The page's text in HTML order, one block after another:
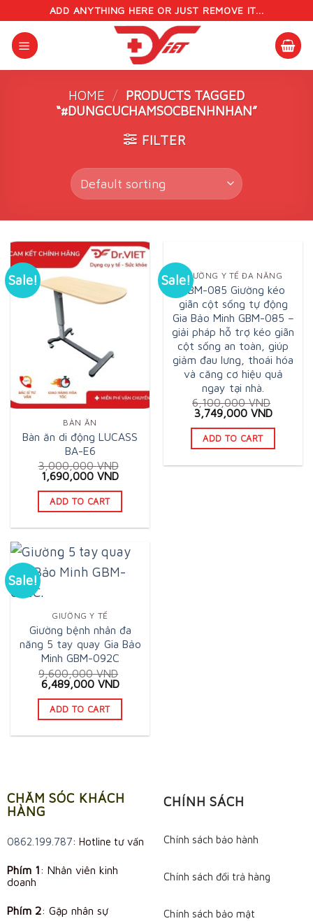
content
ADD ANYTHING HERE OR JUST REMOVE IT...
HOME / PRODUCTS TAGGED
“#DUNGCUCHAMSOCBENHNHAN”
FILTER
Sale!
BÀN ĂN
Bàn ăn di động LUCASS
BA-E6
3,000,000VND
Original
price
was:
3,000,000 VND.
1,690,000 VNDCurrent
is:
ADD TO CART
Sale!GIƯỜNG Y TẾ ĐA NĂNG
GBM-085 Giường kéo
giãn cột sống tự động
Gia Bảo Minh GBM-085 –
giải pháp hỗ trợ kéo giãn
cột sống an toàn, giúp
giảm đau lưng, thoái hóa
và căng cơ hiệu quả
ngay tại nhà.
6,100,000VND
Original
price
was:
6,100,000 VND.
3,749,000 VNDCurrent
is:
ADD TO CART
Sale!
GIƯỜNG Y TẾ
Giường bệnh nhân đa
năng 5 tay quay Gia Bảo
Minh GBM-092C
9,600,000VND
Original
price
was:
9,600,000 VND.
6,489,000 VNDCurrent
is:
ADD TO CART
CHĂM SÓC KHÁCH
HÀNG
0862.199.787: Hotline tư vấn
Phím 1: Nhân viên kinh
doanh
Phím 2: Gặp nhân sự
CHÍNH SÁCH
Chính sách bảo hành
Chính sách đổi trả hàng
Chính sách bảo mật